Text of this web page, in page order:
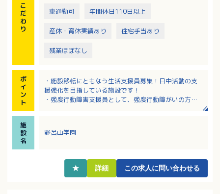
こ
だ
わ
り
車通勤可 年間休日110日以上
産休・育休実績あり 住宅手当あり
残業ほぼなし
ポ
イ
ン
ト
・施設移転にともなう生活支援員募集！日中活動の支
援強化を目指している施設です！
・強度行動障害支援員として、強度行動障がいの方に
ス重視の方必見！
・該当者には住宅手当・扶養手当・特別勤務手当の支
施
設
名
野呂山学園
★ 詳細 この求人に問い合わせる